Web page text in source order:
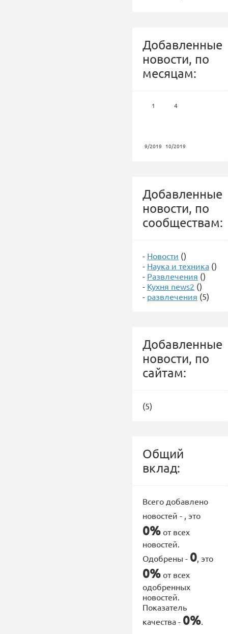
Добавленные
новости, по
месяцам:
1
9/2019
4
10/2019
Добавленные
новости, по
сообществам:
- Новости ()
- Наука и техника ()
- Развлечения ()
- Кухня news2 ()
- развлечения (5)
Добавленные
новости, по
сайтам:
(5)
Общий
вклад:
Всего добавлено
новостей - , это
0% от всех
новостей.
Одобрены - 0, это
0% от всех
одобренных
новостей.
Показатель
качества - 0%.